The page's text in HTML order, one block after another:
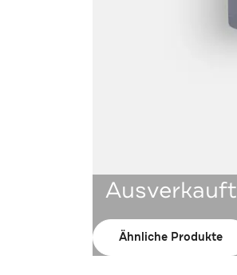
Ausverkauft
Ähnliche Produkte